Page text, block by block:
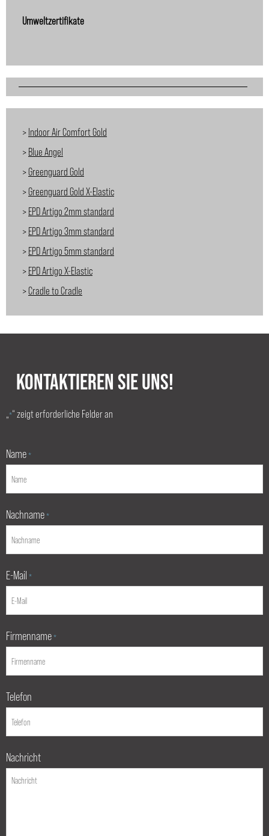
Umweltzertifikate
>Indoor Air Comfort Gold
>Blue Angel
>Greenguard Gold
>Greenguard Gold X-Elastic
>EPD Artigo 2mm standard
>EPD Artigo 3mm standard
>EPD Artigo 5mm standard
>EPD Artigo X-Elastic
>Cradle to Cradle
KONTAKTIEREN SIE UNS!
„*“ zeigt erforderliche Felder an
Name *
Nachname *
E-Mail *
Firmenname *
Telefon
Nachricht